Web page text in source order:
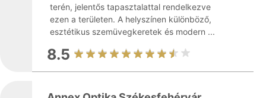
terén, jelentős tapasztalattal rendelkezve
ezen a területen. A helyszínen különböző,
esztétikus szemüvegkeretek és modern ...
8.5